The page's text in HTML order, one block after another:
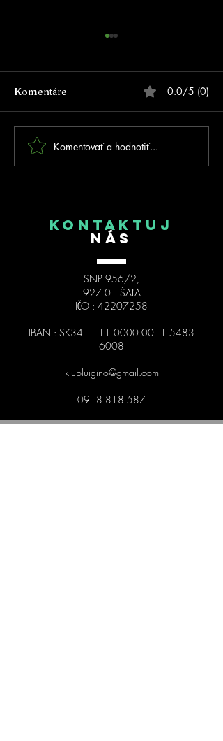
FOTOGALÉRIA - Prvé
MSR na inline dráhe v
Komentáre 0.0/5 (0)
Komentovať a hodnotiť...
KONTAKTUJ
NÁS
SNP 956/2,
927 01 ŠAĽA
IČO : 42207258
IBAN : SK34 1111 0000 0011 5483
6008
klubluigino@gmail.com
0918 818 587